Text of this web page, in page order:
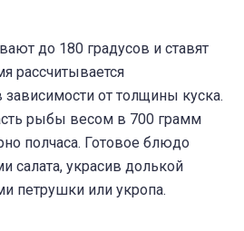
до 180 градусов и ставят
рассчитывается
от толщины куска.
рыбы весом в 700 грамм
полчаса. Готовое блюдо
салата, украсив долькой
петрушки или укропа.